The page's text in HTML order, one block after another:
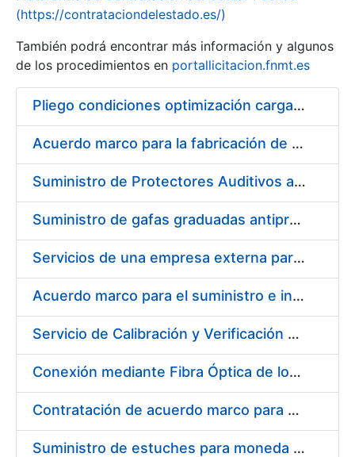
Show/Hide
(https://contrataciondelestado.es/)
También podrá encontrar más información y algunos
de los procedimientos en portallicitacion.fnmt.es
Pliego condiciones optimización cargas compras firmado
Acuerdo marco para la fabricación de piezas
Suministro de Protectores Auditivos a medida para las personas trabajadoras de los Centros de Trabajo de Madrid y Burgos
Suministro de gafas graduadas antiproyecciones para los trabajadores de la FNMT-RCM en los centros de trabajo de Madrid y Burgos
Servicios de una empresa externa para el asesoramiento y resolución de los recursos de alzada que se presentan relacionados con procesos de selección para la FNMT-RCM
Acuerdo marco para el suministro e instalación de persianas, estores y otros complementos
Servicio de Calibración y Verificación Externa de los Equipos de Medición del Servicio de Prevención de la FNMT-RCM
Conexión mediante Fibra Óptica de los Centros de Proceso de Datos (CPDs) de las sedes de la FNMT-RCM de Burgos y Madrid
Contratación de acuerdo marco para el Suministro de Material de Electricidad para la Fábrica Nacional de Moneda y Timbre-Real Casa de la Moneda en su centro de trabajo de Burgos
Suministro de estuches para moneda de 30 €